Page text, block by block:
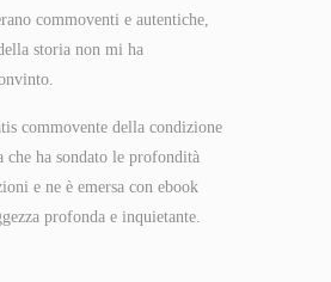
commoventi e autentiche,
storia non mi ha
commovente della condizione
che ha sondato le profondità
e ne è emersa con ebook
profonda e inquietante.